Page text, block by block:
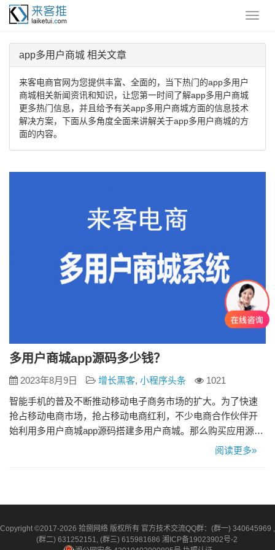
app多用户商城 相关文章
来客电商官网为您提供丰富、全面的，当下热门的app多用户
商城相关新闻资讯和知识，让您第一时间了解app多用户商城
更多热门信息，并且给予有关app多用户商城方面的信息技术
解决方案，下面从多角度全面来讲解关于app多用户商城的方
面的内容。
多用户商城app源码多少钱？
2023年8月9日 增长黑客, 小程序头条
1021
智能手机的普及不断推动移动电子商务市场的扩大。为了快速
抢占移动电商市场，抢占移动电商红利，不少电商合作伙伴开
始利用多用户商城app源码搭建多用户商城。那么购买应用源代
码需要多少钱呢？下面小来盘点了商城系统app源码定制的一些
的是AP…
阅读更多»
Copyright ©2017-2026 拾捌网络 版权所有 官方技术交流QQ群：(群一) 340645969 ,
(群二) 631252151, (群三) 615981686 湘ICP备19023902号-2